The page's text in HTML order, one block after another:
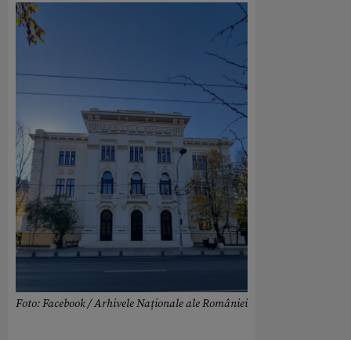
Foto: Facebook / Arhivele Naționale ale României